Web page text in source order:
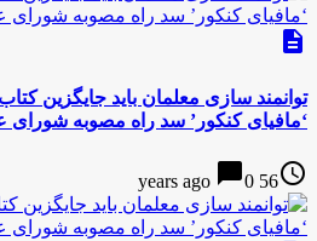
description
توانمند سازی معلمان باید جایگزین
‘مافیای کنکور’ سد راه مصوبه شورای
access_time
56 years ago
chat_bubble0